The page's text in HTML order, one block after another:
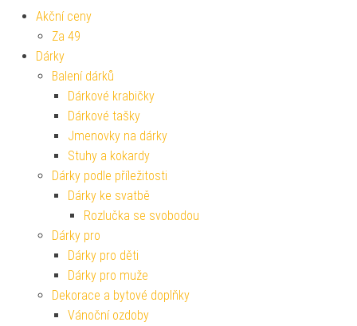
Akční ceny
Za 49
Dárky
Balení dárků
Dárkové krabičky
Dárkové tašky
Jmenovky na dárky
Stuhy a kokardy
Dárky podle příležitosti
Dárky ke svatbě
Rozlučka se svobodou
Dárky pro
Dárky pro děti
Dárky pro muže
Dekorace a bytové doplňky
Vánoční ozdoby